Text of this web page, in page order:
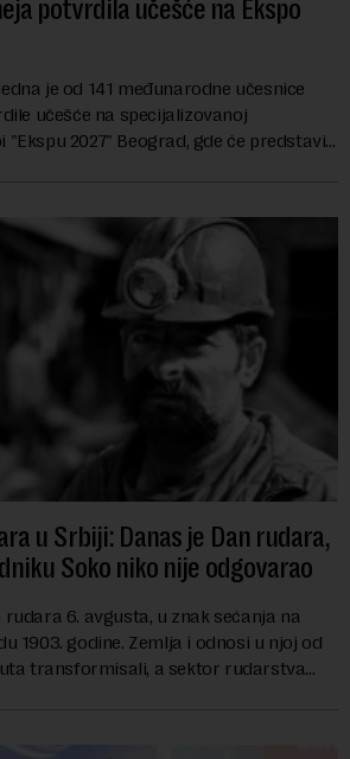
potvrdila učešće na Ekspo
je od 141 međunarodne učesnice
učešće na specijalizovanoj
2027" Beograd, gde će predstaviti
u Srbiji: Danas je Dan rudara,
Soko niko nije odgovarao
6. avgusta, u znak sećanja na
1903. godine. Zemlja i odnosi u njoj od
transformisali, a sektor rudarstva